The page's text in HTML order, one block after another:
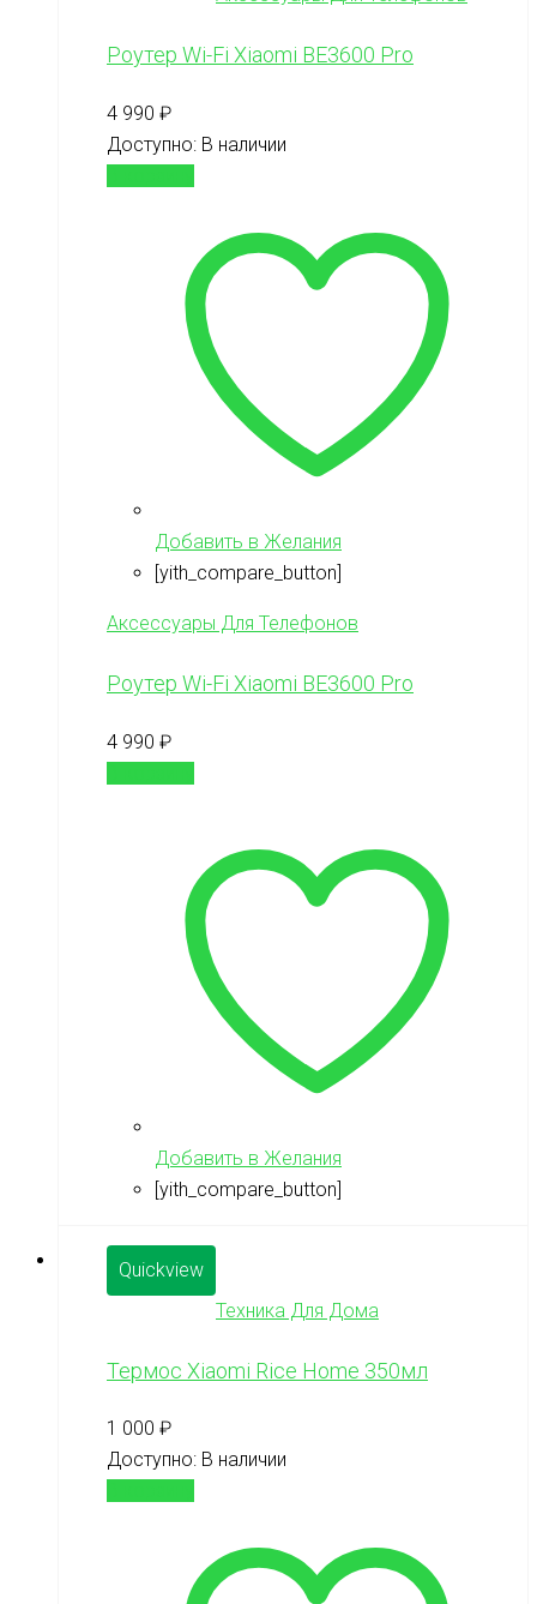
Роутер Wi-Fi Xiaomi BE3600 Pro
4 990 ₽
Доступно: В наличии
Добавить в Желания
[yith_compare_button]
Аксессуары Для Телефонов
Роутер Wi-Fi Xiaomi BE3600 Pro
4 990 ₽
Добавить в Желания
[yith_compare_button]
Quickview
Техника Для Дома
Термос Xiaomi Rice Home 350мл
1 000 ₽
Доступно: В наличии